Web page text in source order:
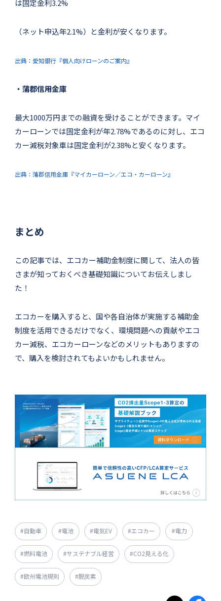
は固定金利3.2%
（ネット申込年2.1%）と金利が安くなります。
出典：愛知銀行『個人向けローンのご案内』
・蒲郡信用金庫
最大1000万円までの融資を受けることができます。マイ
カーローンでは固定金利が年2.78%であるのに対し、エコ
カー減税対象車は固定金利が2.38%と安くなります。
出典：蒲郡信用金庫『マイカーローン／エコ・カーローン』
まとめ
この記事では、エコカー補助金制度に関して、法人の皆
さまが知っておくべき基礎知識についてお伝えしまし
た！
エコカーを購入すると、国や各自治体が実施する補助金
制度を活用できるだけでなく、環境問題への貢献やエコ
カー減税、エコカーローンなどのメリットもありますの
で、購入を検討されてもよいかもしれません。
#自動車 #電池 #電気EV #エコカー #電力
#燃料電池 #サステナブル経営 #CO2見える化
#欧州電池規則 #脱炭素